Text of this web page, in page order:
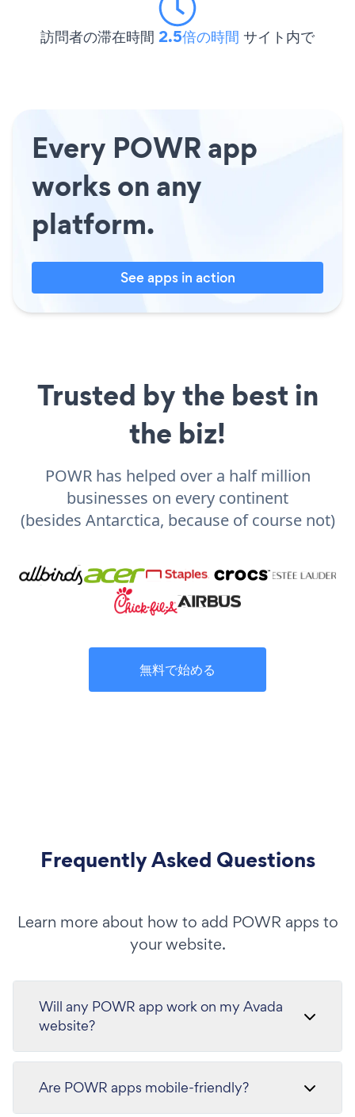
訪問者の滞在時間 2.5倍の時間 サイト内で
Every POWR app
works on any
platform.
See apps in action
Trusted by the best in
the biz!
POWR has helped over a half million
businesses on every continent
(besides Antarctica, because of course not)
無料で始める
Frequently Asked Questions
Learn more about how to add POWR apps to
your website.
Will any POWR app work on my Avada
website?
Are POWR apps mobile-friendly?